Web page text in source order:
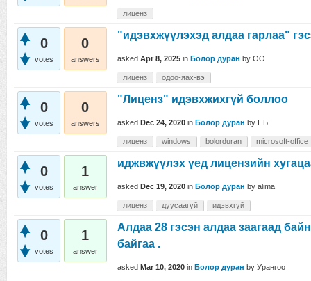
лиценз
0
votes
0
answers
"идэвхжүүлэхэд алдаа гарлаа"
asked Apr 8, 2025 in Болор дуран by OO
лиценз одоо-яах-вэ
0
votes
0
answers
"Лиценз" идэвхжихгүй боллоо
asked Dec 24, 2020 in Болор дуран by Г.Б
лиценз windows bolorduran microsoft-office
0
votes
1
answer
иджвжүүлэх үед лицензийн
asked Dec 19, 2020 in Болор дуран by alima
лиценз дуусаагүй идэвхгүй
0
votes
1
answer
Алдаа 28 гэсэн алдаа заагаад
байгаа .
asked Mar 10, 2020 in Болор дуран by Урангоо